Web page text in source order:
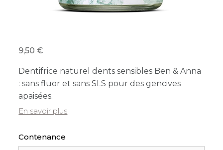
9,50
Dentifrice naturel dents sensibles Ben & Anna
: sans fluor et sans SLS pour des gencives
apaisées.
En savoir plus
Contenance